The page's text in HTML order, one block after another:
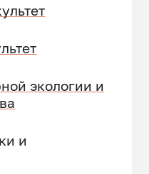
экологии и
и